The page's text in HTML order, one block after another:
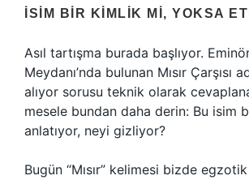
İSIM BIR KIMLIK MI, YOKSA
Asıl tartışma burada başlıyor.
Meydanı’nda bulunan Mısır Çarşısı
alıyor sorusu teknik olarak
mesele bundan daha derin: Bu isim
anlatıyor, neyi gizliyor?
Bugün “Mısır” kelimesi bizde